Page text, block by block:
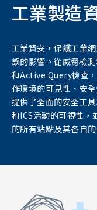
工業製造
工業資安，保護工業
誤的影響。從威脅檢
和Active Query檢查
作環境的可見性、安
提供了全面的安全工
和ICS活動的可視性
的所有站點及其各自